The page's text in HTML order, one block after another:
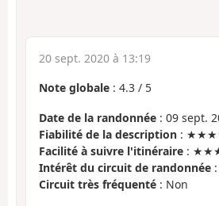
20 sept. 2020 à 13:19
Note globale : 4.3 / 5
Date de la randonnée : 09 sept.
Fiabilité de la description :
Facilité à suivre l'itinéraire :
Intérêt du circuit de randonnée
Circuit très fréquenté : Non